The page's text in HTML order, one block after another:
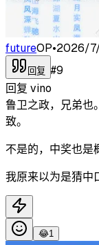
futureOP•2026/
回复 #9
回复 vino
鲁卫之政，兄弟也
致。
不是的，中奖也是
我原来以为是猜
😂1